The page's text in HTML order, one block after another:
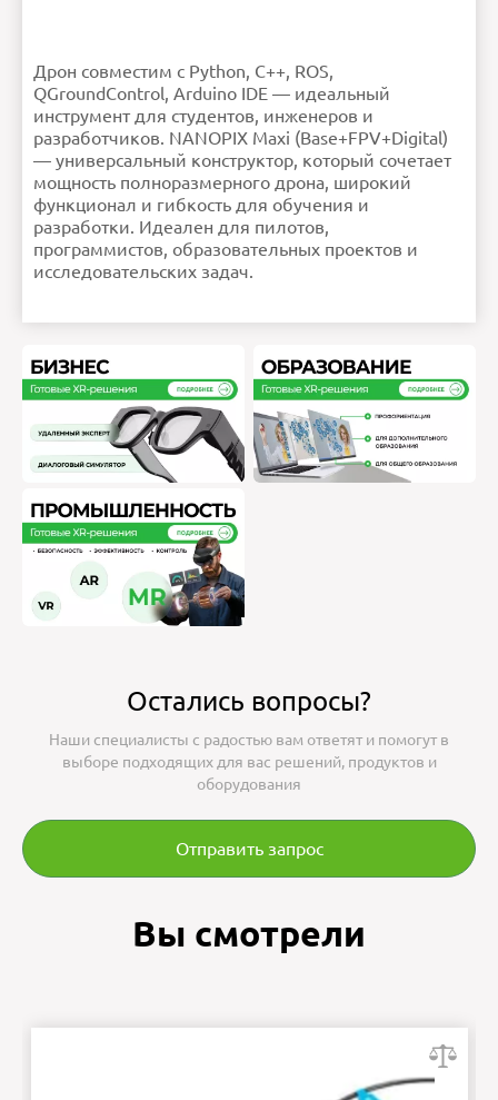
Дрон совместим с Python, C++, ROS,
QGroundControl, Arduino IDE — идеальный
инструмент для студентов, инженеров и
разработчиков. NANOPIX Maxi (Base+FPV+Digital)
— универсальный конструктор, который сочетает
мощность полноразмерного дрона, широкий
функционал и гибкость для обучения и
разработки. Идеален для пилотов,
программистов, образовательных проектов и
исследовательских задач.
Остались вопросы?
Наши специалисты с радостью вам ответят и помогут в
выборе подходящих для вас решений, продуктов и
оборудования
Отправить запрос
Вы смотрели